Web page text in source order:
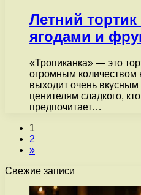
Летний тортик
ягодами и
«Тропиканка» — это
огромным количеством
выходит очень
ценителям сладкого,
предпочитает…
1
2
»
Свежие записи